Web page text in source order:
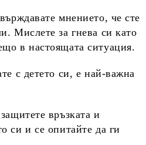
мнението, че сте
Мислете за гнева си като
в настоящата ситуация.
с детето си, е най-важна
връзката и
си и се опитайте да ги